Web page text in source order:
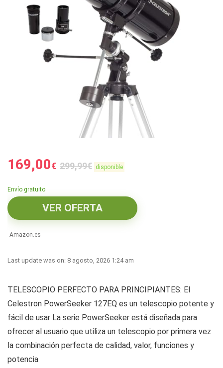
169,00€ 299,99€ disponible
Envío gratuito
VER OFERTA
Amazon.es
Last update was on: 8 agosto, 2026 1:24 am
TELESCOPIO PERFECTO PARA PRINCIPIANTES: El
Celestron PowerSeeker 127EQ es un telescopio potente y
fácil de usar La serie PowerSeeker está diseñada para
ofrecer al usuario que utiliza un telescopio por primera vez
la combinación perfecta de calidad, valor, funciones y
potencia